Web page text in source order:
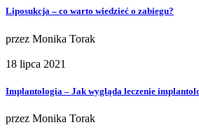
Liposukcja – co warto wiedzieć o zabiegu?
przez Monika Torak
18 lipca 2021
Implantologia – Jak wygląda leczenie
przez Monika Torak